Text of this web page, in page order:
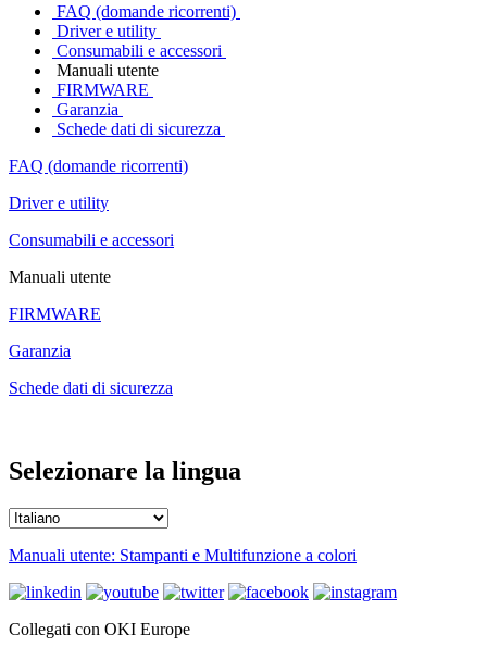
FAQ (domande ricorrenti)
Driver e utility
Consumabili e accessori
Manuali utente
FIRMWARE
Garanzia
Schede dati di sicurezza
FAQ (domande ricorrenti)
Driver e utility
Consumabili e accessori
Manuali utente
FIRMWARE
Garanzia
Schede dati di sicurezza
Selezionare la lingua
Manuali utente: Stampanti e Multifunzione a colori
Collegati con OKI Europe